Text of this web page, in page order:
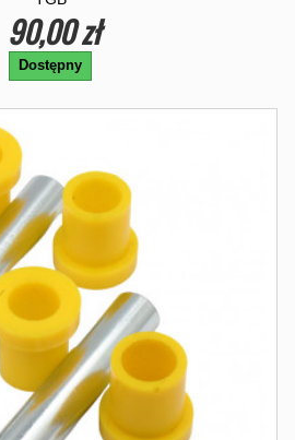
90,00 zł
Dostępny